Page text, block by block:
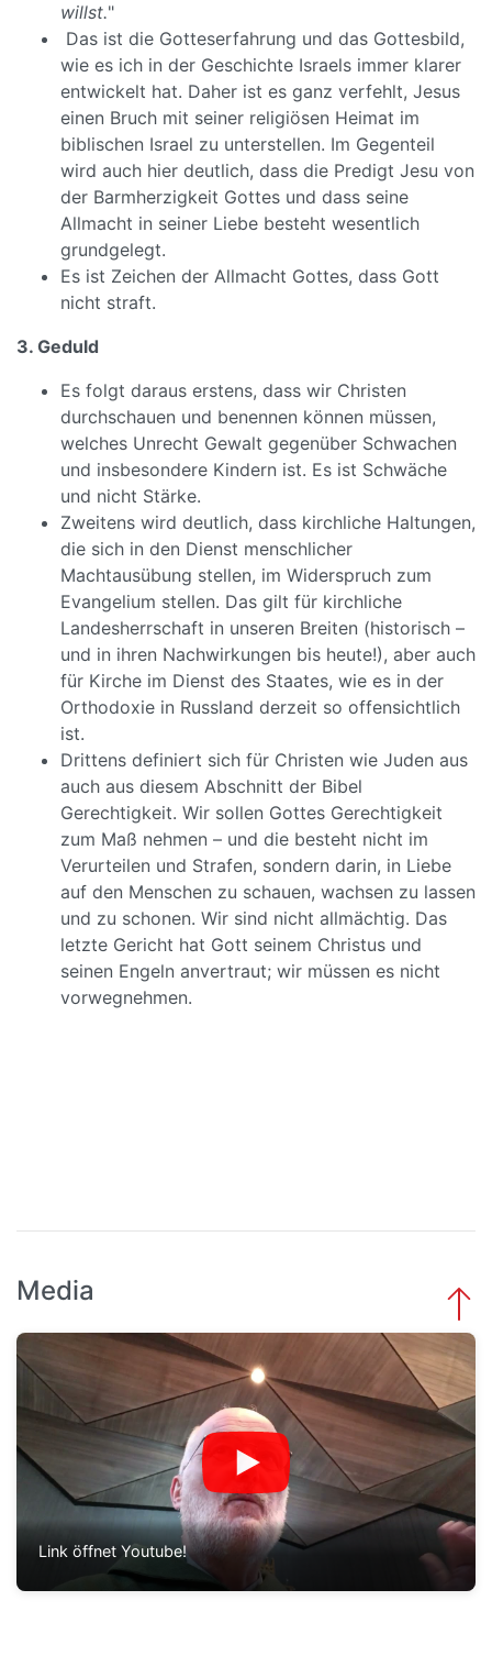
willst."
Das ist die Gotteserfahrung und das Gottesbild,
wie es ich in der Geschichte Israels immer klarer
entwickelt hat. Daher ist es ganz verfehlt, Jesus
einen Bruch mit seiner religiösen Heimat im
biblischen Israel zu unterstellen. Im Gegenteil
wird auch hier deutlich, dass die Predigt Jesu von
der Barmherzigkeit Gottes und dass seine
Allmacht in seiner Liebe besteht wesentlich
grundgelegt.
Es ist Zeichen der Allmacht Gottes, dass Gott
nicht straft.
3. Geduld
Es folgt daraus erstens, dass wir Christen
durchschauen und benennen können müssen,
welches Unrecht Gewalt gegenüber Schwachen
und insbesondere Kindern ist. Es ist Schwäche
und nicht Stärke.
Zweitens wird deutlich, dass kirchliche Haltungen,
die sich in den Dienst menschlicher
Machtausübung stellen, im Widerspruch zum
Evangelium stellen. Das gilt für kirchliche
Landesherrschaft in unseren Breiten (historisch –
und in ihren Nachwirkungen bis heute!), aber auch
für Kirche im Dienst des Staates, wie es in der
Orthodoxie in Russland derzeit so offensichtlich
ist.
Drittens definiert sich für Christen wie Juden aus
auch aus diesem Abschnitt der Bibel
Gerechtigkeit. Wir sollen Gottes Gerechtigkeit
zum Maß nehmen – und die besteht nicht im
Verurteilen und Strafen, sondern darin, in Liebe
auf den Menschen zu schauen, wachsen zu lassen
und zu schonen. Wir sind nicht allmächtig. Das
letzte Gericht hat Gott seinem Christus und
seinen Engeln anvertraut; wir müssen es nicht
vorwegnehmen.
Media
Link öffnet Youtube!